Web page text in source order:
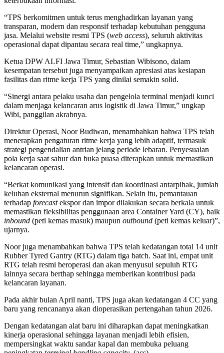
“TPS berkomitmen untuk terus menghadirkan layanan yang
transparan, modern dan responsif terhadap kebutuhan pengguna
jasa. Melalui website resmi TPS (web access), seluruh aktivitas
operasional dapat dipantau secara real time,” ungkapnya.
Ketua DPW ALFI Jawa Timur, Sebastian Wibisono, dalam
kesempatan tersebut juga menyampaikan apresiasi atas kesiapan
fasilitas dan ritme kerja TPS yang dinilai semakin solid.
“Sinergi antara pelaku usaha dan pengelola terminal menjadi kunci
dalam menjaga kelancaran arus logistik di Jawa Timur,” ungkap
Wibi, panggilan akrabnya.
Direktur Operasi, Noor Budiwan, menambahkan bahwa TPS telah
menerapkan pengaturan ritme kerja yang lebih adaptif, termasuk
strategi pengendalian antrian jelang periode lebaran. Penyesuaian
pola kerja saat sahur dan buka puasa diterapkan untuk memastikan
kelancaran operasi.
“Berkat komunikasi yang intensif dan koordinasi antarpihak, jumlah
keluhan eksternal menurun signifikan. Selain itu, pemantauan
terhadap forecastekspor dan impor dilakukan secara berkala untuk
memastikan fleksibilitas penggunaan area Container Yard (CY), baik
inbound (peti kemas masuk) maupun outbound (peti kemas keluar)”,
ujarnya.
Noor juga menambahkan bahwa TPS telah kedatangan total 14 unit
Rubber Tyred Gantry (RTG) dalam tiga batch. Saat ini, empat unit
RTG telah resmi beroperasi dan akan menyusul sepuluh RTG
lainnya secara berthap sehingga memberikan kontribusi pada
kelancaran layanan.
Pada akhir bulan April nanti, TPS juga akan kedatangan 4 CC yang
baru yang rencananya akan dioperasikan pertengahan tahun 2026.
Dengan kedatangan alat baru ini diharapkan dapat meningkatkan
kinerja operasional sehingga layanan menjadi lebih efisien,
mempersingkat waktu sandar kapal dan membuka peluang